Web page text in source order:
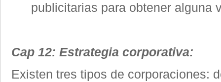
publicitarias para obtener alguna
Cap 12: Estrategia corporativa:
Existen tres tipos de corporaciones: